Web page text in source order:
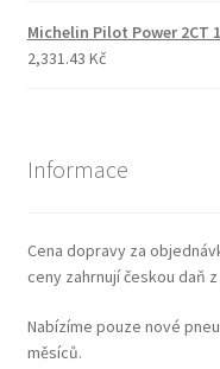
Michelin Pilot Power 2CT
2,331.43 Kč
Informace
Cena dopravy za
ceny zahrnují českou daň
Nabízíme pouze nové
měsíců.